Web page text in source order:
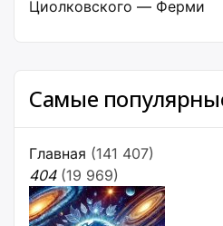
Циолковского — Ферми
Самые
Главная (141 407)
404 (19 969)